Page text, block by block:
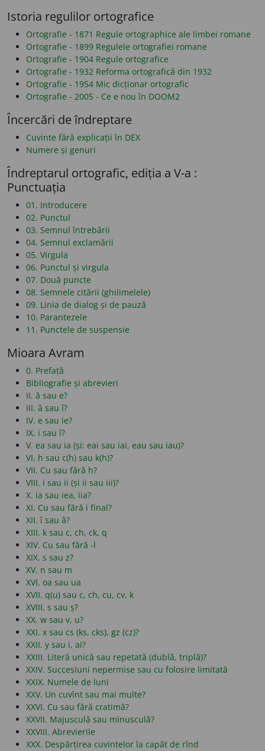
Istoria regulilor ortografice
Ortografie - 1871 Regule ortographice ale limbei romane
Ortografie - 1899 Regulele ortografiei romane
Ortografie - 1904 Regule ortografice
Ortografie - 1932 Reforma ortografică din 1932
Ortografie - 1954 Mic dicționar ortografic
Ortografie - 2005 - Ce e nou în DOOM2
Încercări de îndreptare
Cuvinte fără explicații în DEX
Numere și genuri
Îndreptarul ortografic, ediția a V-a :
Punctuația
01. Introducere
02. Punctul
03. Semnul întrebării
04. Semnul exclamării
05. Virgula
06. Punctul și virgula
07. Două puncte
08. Semnele citării (ghilimelele)
09. Linia de dialog și de pauză
10. Parantezele
11. Punctele de suspensie
Mioara Avram
0. Prefață
Bibliografie și abrevieri
II. ă sau e?
III. ă sau î?
IV. e sau ie?
IX. i sau î?
V. ea sau ia (și: eai sau iai, eau sau iau)?
VI. h sau c(h) sau k(h)?
VII. Cu sau fără h?
VIII. i sau ii (și ii sau iii)?
X. ia sau iea, iia?
XI. Cu sau fără i final?
XII. î sau â?
XIII. k sau c, ch, ck, q
XIV. Cu sau fără -l
XIX. s sau z?
XV. n sau m
XVI. oa sau ua
XVII. q(u) sau c, ch, cu, cv, k
XVIII. s sau ș?
XX. w sau v, u?
XXI. x sau cs (ks, cks), gz (cz)?
XXII. y sau i, ai?
XXIII. Literă unică sau repetată (dublă, triplă)?
XXIV. Succesiuni nepermise sau cu folosire limitată
XXIX. Numele de luni
XXV. Un cuvînt sau mai multe?
XXVI. Cu sau fără cratimă?
XXVII. Majusculă sau minusculă?
XXVIII. Abrevierile
XXX. Despărțirea cuvintelor la capăt de rînd